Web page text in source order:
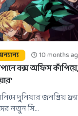
10 months
বক্স অফিস
দুনিয়ার জনপ্রিয়
নতুন সি...